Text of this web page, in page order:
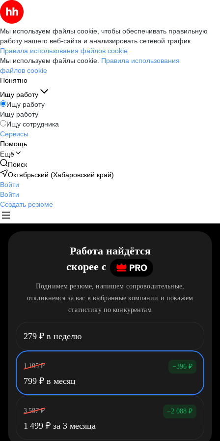
Мы используем файлы cookie, чтобы обеспечивать правильную
работу нашего веб-сайта и анализировать сетевой трафик.
Правила использования файлов cookie
Мы используем файлы cookie. Правила использования
файлов cookie
Понятно
Ищу работу
Ищу работу
Ищу работу
Ищу сотрудника
Сервисы
Помощь
Ещё
Поиск
Октябрьский (Хабаровский край)
Войти
Войти
Создать резюме
Работа найдётся
скорее c
Поднимем резюме, напишем сопроводительные,
откликнемся за вас в выбранные компании и покажем
статистику по конкурентам
279 ₽ в неделю
1 195 ₽ −396 ₽
799 ₽ в месяц
3 587 ₽ −2 088 ₽
1 499 ₽ за 3 месяца